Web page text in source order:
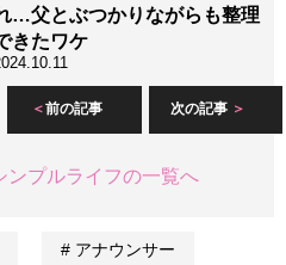
…父とぶつかりながらも整理
きたワケ
前の記事 次の記事
ンプルライフの一覧へ
アナウンサー